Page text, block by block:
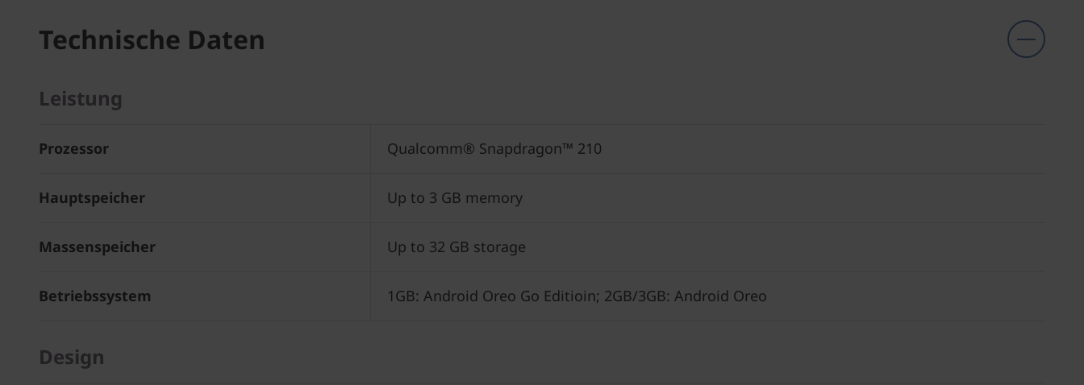
Technische Daten
Leistung
Prozessor Qualcomm® Snapdragon™ 210
Hauptspeicher Up to 3 GB memory
Massenspeicher Up to 32 GB storage
Betriebssystem 1GB: Android Oreo Go Editioin; 2GB/3GB: Android Oreo
Design